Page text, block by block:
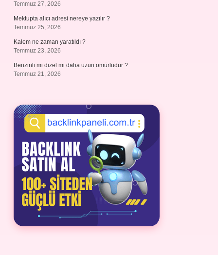
Temmuz 27, 2026
Mektupta alıcı adresi nereye yazılır ?
Temmuz 25, 2026
Kalem ne zaman yaratıldı ?
Temmuz 23, 2026
Benzinli mi dizel mi daha uzun ömürlüdür ?
Temmuz 21, 2026